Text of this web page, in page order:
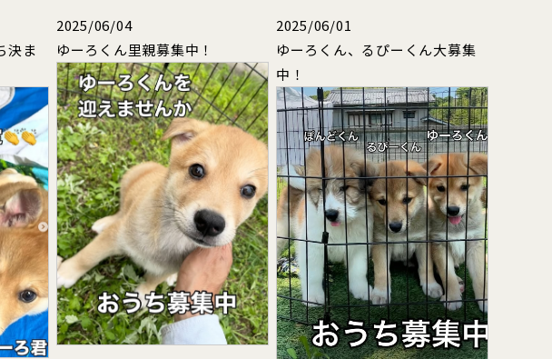
決ま
2025/06/04
ゆーろくん里親募集中！
2025/06/01
ゆーろくん、るぴーくん大募集
中！